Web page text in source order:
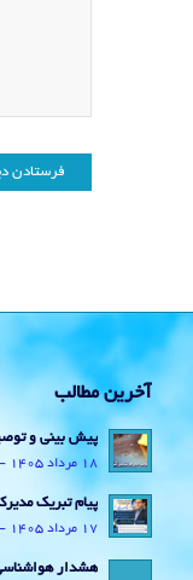
آخرین مطالب
پیش بینی و توصیه های
18 مرداد 1405 - 12:20 ب.ظ
پیام تبریک
17 مرداد 1405 - 12:48 ب.ظ
هشدار هواشناسی جوی